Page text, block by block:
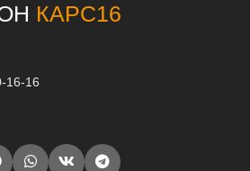
КАРС16
16-16